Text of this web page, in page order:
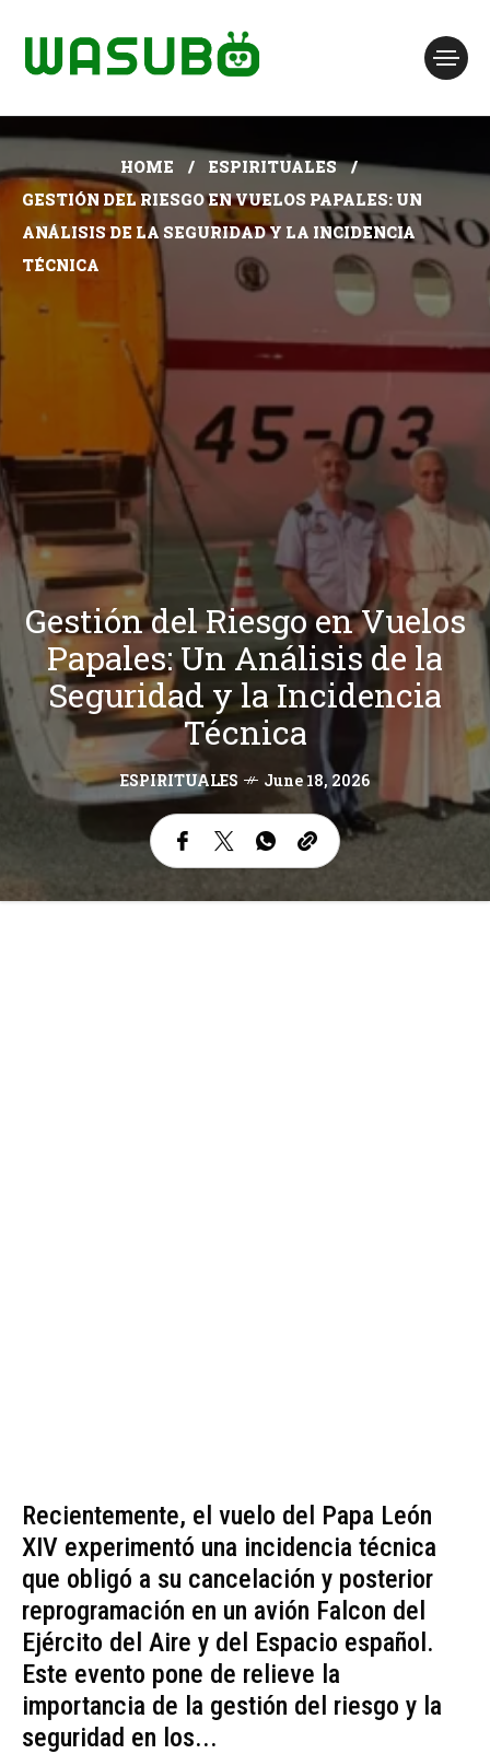
HOME
ESPIRITUALES
GESTIÓN DEL RIESGO EN VUELOS PAPALES: UN
ANÁLISIS DE LA SEGURIDAD Y LA INCIDENCIA
TÉCNICA
Gestión del Riesgo en Vuelos
Papales: Un Análisis de la
Seguridad y la Incidencia
Técnica
ESPIRITUALES June 18, 2026
Recientemente, el vuelo del Papa León
XIV experimentó una incidencia técnica
que obligó a su cancelación y posterior
reprogramación en un avión Falcon del
Ejército del Aire y del Espacio español.
Este evento pone de relieve la
importancia de la gestión del riesgo y la
seguridad en los...